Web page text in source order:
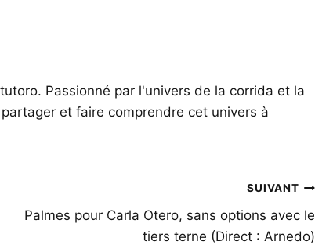
Passionné par l'univers de la corrida et la
et faire comprendre cet univers à
SUIVANT
Palmes pour Carla Otero, sans options avec le
tiers terne (Direct : Arnedo)